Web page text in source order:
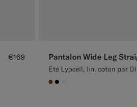
€169 Pantalon Wide Leg
Été Lyocell, lin, coton par
#76471B
#000000